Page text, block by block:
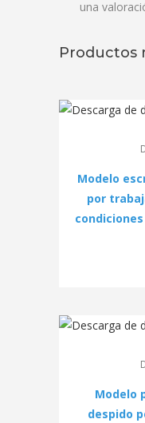
una
Productos
Modelo
por
Modelo
despido